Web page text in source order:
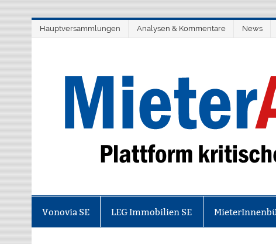
springen
Hauptversammlungen Analysen & Kommentare News
Vonovia SE LEG Immobilien SE